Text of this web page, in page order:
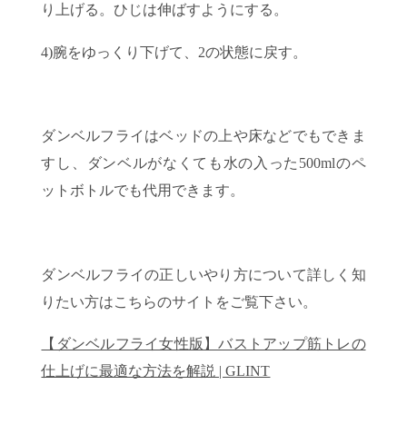
り上げる。ひじは伸ばすようにする。
4)腕をゆっくり下げて、2の状態に戻す。
ダンベルフライはベッドの上や床などでもできま
すし、ダンベルがなくても水の入った500mlのペ
ットボトルでも代用できます。
ダンベルフライの正しいやり方について詳しく知
りたい方はこちらのサイトをご覧下さい。
【ダンベルフライ女性版】バストアップ筋トレの
仕上げに最適な方法を解説 | GLINT